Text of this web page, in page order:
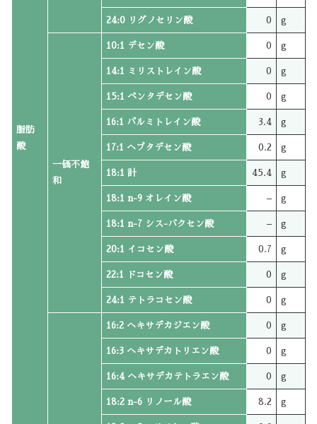
脂肪
酸
24:0 リグノセリン酸 0 g
一価不飽
和
10:1 デセン酸 0 g
14:1 ミリストレイン酸 0 g
15:1 ペンタデセン酸 0 g
16:1 パルミトレイン酸 3.4 g
17:1 ヘプタデセン酸 0.2 g
18:1 計 45.4 g
18:1 n-9 オレイン酸 – g
18:1 n-7 シス-バクセン酸 – g
20:1 イコセン酸 0.7 g
22:1 ドコセン酸 0 g
24:1 テトラコセン酸 0 g
16:2 ヘキサデカジエン酸 0 g
16:3 ヘキサデカトリエン酸 0 g
16:4 ヘキサデカテトラエン酸 0 g
18:2 n-6 リノール酸 8.2 g